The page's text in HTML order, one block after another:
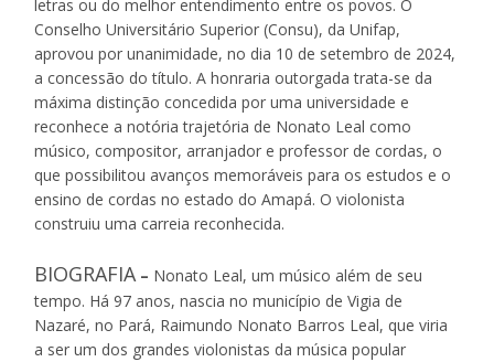
letras ou do melhor entendimento entre os povos. O
Conselho Universitário Superior (Consu), da Unifap,
aprovou por unanimidade, no dia 10 de setembro de 2024,
a concessão do título. A honraria outorgada trata-se da
máxima distinção concedida por uma universidade e
reconhece a notória trajetória de Nonato Leal como
músico, compositor, arranjador e professor de cordas, o
que possibilitou avanços memoráveis para os estudos e o
ensino de cordas no estado do Amapá. O violonista
construiu uma carreia reconhecida.
BIOGRAFIA – Nonato Leal, um músico além de seu
tempo. Há 97 anos, nascia no município de Vigia de
Nazaré, no Pará, Raimundo Nonato Barros Leal, que viria
a ser um dos grandes violonistas da música popular